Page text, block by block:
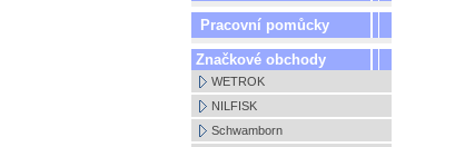
Pracovní pomůcky
Značkové obchody
WETROK
NILFISK
Schwamborn